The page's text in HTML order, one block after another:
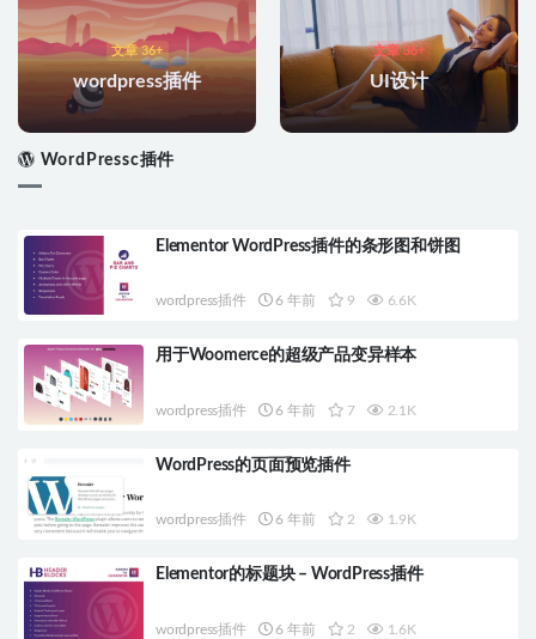
文章 36+
wordpress插件
文章 36+
UI设计
WordPressc插件
Elementor WordPress插件的条形图和饼图
wordpress插件 6 年前 9 6.6K
用于Woomerce的超级产品变异样本
wordpress插件 6 年前 7 2.1K
WordPress的页面预览插件
wordpress插件 6 年前 2 1.9K
Elementor的标题块 – WordPress插件
wordpress插件 6 年前 2 1.6K